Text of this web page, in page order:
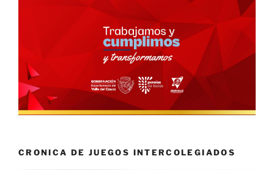
CRONICA DE JUEGOS INTERCOLEGIADOS